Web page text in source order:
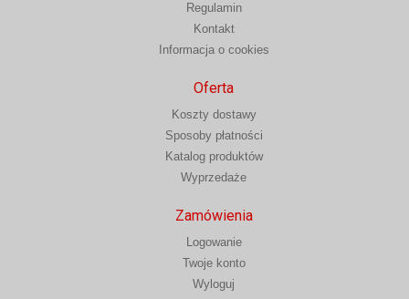
Regulamin
Kontakt
Informacja o cookies
Oferta
Koszty dostawy
Sposoby płatności
Katalog produktów
Wyprzedaże
Zamówienia
Logowanie
Twoje konto
Wyloguj